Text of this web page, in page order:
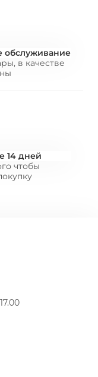
обслуживание
в качестве
14 дней
чтобы